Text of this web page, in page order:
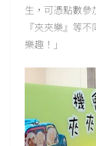
生，可憑點數參
『夾夾樂』等
樂趣！」